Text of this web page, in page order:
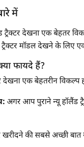
में
देखना एक बेहतर
मॉडल देखने के लिए
फायदे हैं?
देखना एक बेहतरीन
अगर आप पुराने न्यू हॉलैंड
खरीदने की सबसे अच्छी